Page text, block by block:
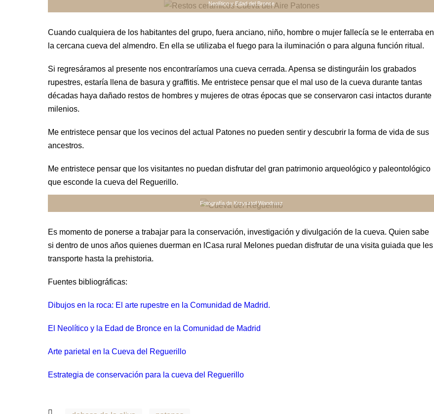
Neolítico y Edad del Bronce
Cuando cualquiera de los habitantes del grupo, fuera anciano, niño, hombre o mujer fallecía se le enterraba en
la cercana cueva del almendro. En ella se utilizaba el fuego para la iluminación o para alguna función ritual.
Si regresáramos al presente nos encontraríamos una cueva cerrada. Apensa se distinguráin los grabados
rupestres, estaría llena de basura y graffitis. Me entristece pensar que el mal uso de la cueva durante tantas
décadas haya dañado restos de hombres y mujeres de otras épocas que se conservaron casi intactos durante
milenios.
Me entristece pensar que los vecinos del actual Patones no pueden sentir y descubrir la forma de vida de sus
ancestros.
Me entristece pensar que los visitantes no puedan disfrutar del gran patrimonio arqueológico y paleontológico
que esconde la cueva del Reguerillo.
Fotografía de Krzysztof Wandrasz
Es momento de ponerse a trabajar para la conservación, investigación y divulgación de la cueva. Quien sabe
si dentro de unos años quienes duerman en lCasa rural Melones puedan disfrutar de una visita guiada que les
transporte hasta la prehistoria.
Fuentes bibliográficas:
Dibujos en la roca: El arte rupestre en la Comunidad de Madrid.
El Neolítico y la Edad de Bronce en la Comunidad de Madrid
Arte parietal en la Cueva del Reguerillo
Estrategia de conservación para la cueva del Reguerillo